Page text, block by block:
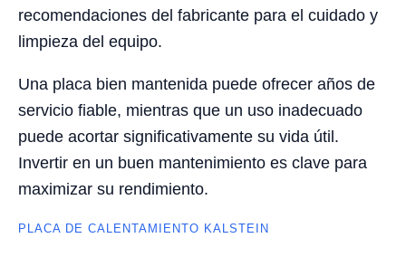
recomendaciones del fabricante para el cuidado y
limpieza del equipo.
Una placa bien mantenida puede ofrecer años de
servicio fiable, mientras que un uso inadecuado
puede acortar significativamente su vida útil.
Invertir en un buen mantenimiento es clave para
maximizar su rendimiento.
PLACA DE CALENTAMIENTO KALSTEIN